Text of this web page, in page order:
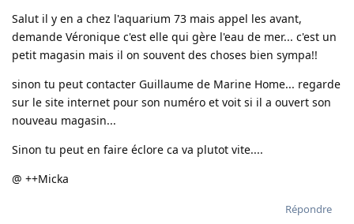
Salut il y en a chez l'aquarium 73 mais appel les avant,
demande Véronique c'est elle qui gère l'eau de mer... c'est un
petit magasin mais il on souvent des choses bien sympa!!
sinon tu peut contacter Guillaume de Marine Home... regarde
sur le site internet pour son numéro et voit si il a ouvert son
nouveau magasin...
Sinon tu peut en faire éclore ca va plutot vite....
@ ++Micka
Répondre